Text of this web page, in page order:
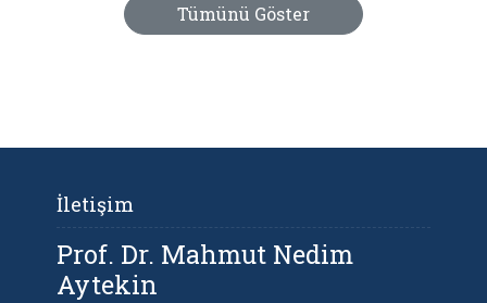
Tümünü Göster
İletişim
Prof. Dr. Mahmut Nedim
Aytekin